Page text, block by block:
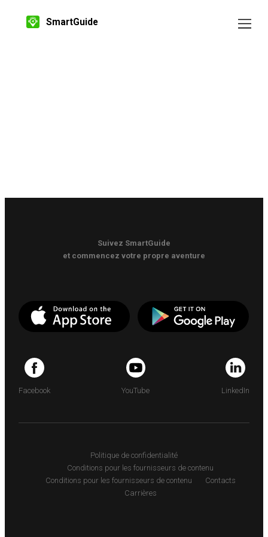
SmartGuide
Suivez SmartGuide
et commencez votre propre aventure
Facebook YouTube LinkedIn
Politique de confidentialité
Conditions pour les fournisseurs de contenu
Conditions pour les fournisseurs de contenu
Contacts
Carrières